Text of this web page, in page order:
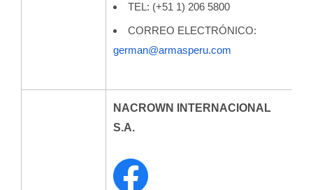
TEL: (+51 1) 206 5800
CORREO ELECTRÓNICO:
german@armasperu.com
NACROWN INTERNACIONAL
S.A.